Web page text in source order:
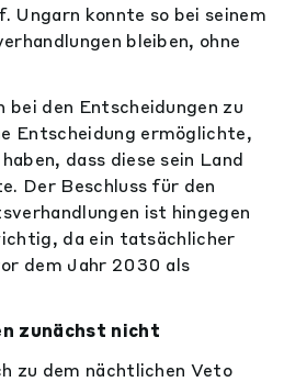
Ungarn konnte so bei seinem
bleiben, ohne
bei den Entscheidungen zu
Entscheidung ermöglichte,
dass diese sein Land
Der Beschluss für den
ist hingegen
da ein tatsächlicher
dem Jahr 2030 als
zunächst nicht
zu dem nächtlichen Veto